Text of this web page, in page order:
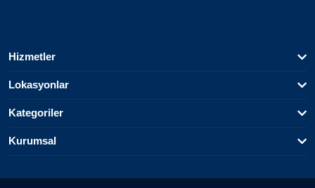
Hizmetler
Lokasyonlar
Kategoriler
Kurumsal